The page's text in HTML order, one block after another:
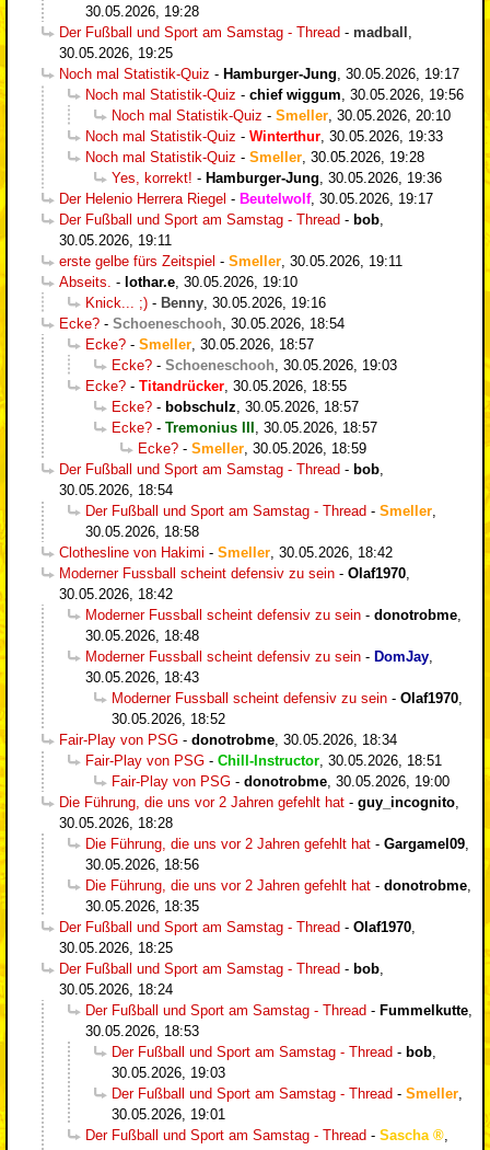
30.05.2026, 19:28
Der Fußball und Sport am Samstag - Thread - madball
30.05.2026, 19:25
Noch mal Statistik-Quiz - Hamburger-Jung 30.05.2026, 19:17
Noch mal Statistik-Quiz - chief wiggum 30.05.2026, 19:56
Noch mal Statistik-Quiz - Smeller 30.05.2026, 20:10
Noch mal Statistik-Quiz - Winterthur 30.05.2026, 19:33
Noch mal Statistik-Quiz - Smeller 30.05.2026, 19:28
Yes, korrekt! - Hamburger-Jung 30.05.2026, 19:36
Der Helenio Herrera Riegel - Beutelwolf, 30.05.2026, 19:17
Der Fußball und Sport am Samstag - Thread - bob
30.05.2026, 19:11
erste gelbe fürs Zeitspiel - Smeller 30.05.2026, 19:11
Abseits. - lothar.e 30.05.2026, 19:10
Knick... ;) - Benny 30.05.2026, 19:16
Ecke? - Schoeneschooh 30.05.2026, 18:54
Ecke? - Smeller 30.05.2026, 18:57
Ecke? - Schoeneschooh 30.05.2026, 19:03
Ecke? - Titandrücker 30.05.2026, 18:55
Ecke? - bobschulz 30.05.2026, 18:57
Ecke? - Tremonius III
30.05.2026, 18:57
Ecke? - Smeller 30.05.2026, 18:59
Der Fußball und Sport am Samstag - Thread - bob
30.05.2026, 18:54
Der Fußball und Sport am Samstag - Thread - Smeller
30.05.2026, 18:58
Clothesline von Hakimi - Smeller 30.05.2026, 18:42
Moderner Fussball scheint defensiv zu sein - Olaf1970
30.05.2026, 18:42
Moderner Fussball scheint defensiv zu sein - donotrobme
30.05.2026, 18:48
Moderner Fussball scheint defensiv zu sein - DomJay
30.05.2026, 18:43
Moderner Fussball scheint defensiv zu sein - Olaf1970
30.05.2026, 18:52
Fair-Play von PSG - donotrobme 30.05.2026, 18:34
Fair-Play von PSG - Chill-Instructor 30.05.2026, 18:51
Fair-Play von PSG - donotrobme 30.05.2026, 19:00
Die Führung, die uns vor 2 Jahren gefehlt hat - guy_incognito
30.05.2026, 18:28
Die Führung, die uns vor 2 Jahren gefehlt hat - Gargamel09
30.05.2026, 18:56
Die Führung, die uns vor 2 Jahren gefehlt hat - donotrobme
30.05.2026, 18:35
Der Fußball und Sport am Samstag - Thread - Olaf1970
30.05.2026, 18:25
Der Fußball und Sport am Samstag - Thread - bob
30.05.2026, 18:24
Der Fußball und Sport am Samstag - Thread - Fummelkutte
30.05.2026, 18:53
Der Fußball und Sport am Samstag - Thread - bob
30.05.2026, 19:03
Der Fußball und Sport am Samstag - Thread - Smeller
30.05.2026, 19:01
Der Fußball und Sport am Samstag - Thread - Sascha